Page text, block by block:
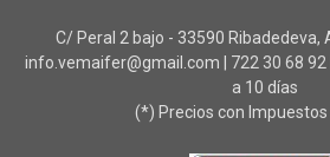
C/ Peral 2 bajo - 33590 Ribadedeva,
info.vemaifer@gmail.com | 722 30 68 92
a 10 días
(*) Precios con Impuestos